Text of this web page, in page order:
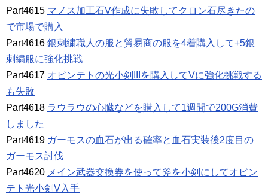
Part4615 マノス加工石V作成に失敗してクロン石尽きたの
で市場で購入
Part4616 銀刺繍職人の服と貿易商の服を4着購入して+5銀
刺繍服に強化挑戦
Part4617 オピンテトの光小剣IIIを購入してVに強化挑戦する
も失敗
Part4618 ラウラウの心臓などを購入して1週間で200G消費
しました
Part4619 ガーモスの血石が出る確率と血石実装後2度目の
ガーモス討伐
Part4620 メイン武器交換券を使って斧を小剣にしてオピン
テト光小剣V入手